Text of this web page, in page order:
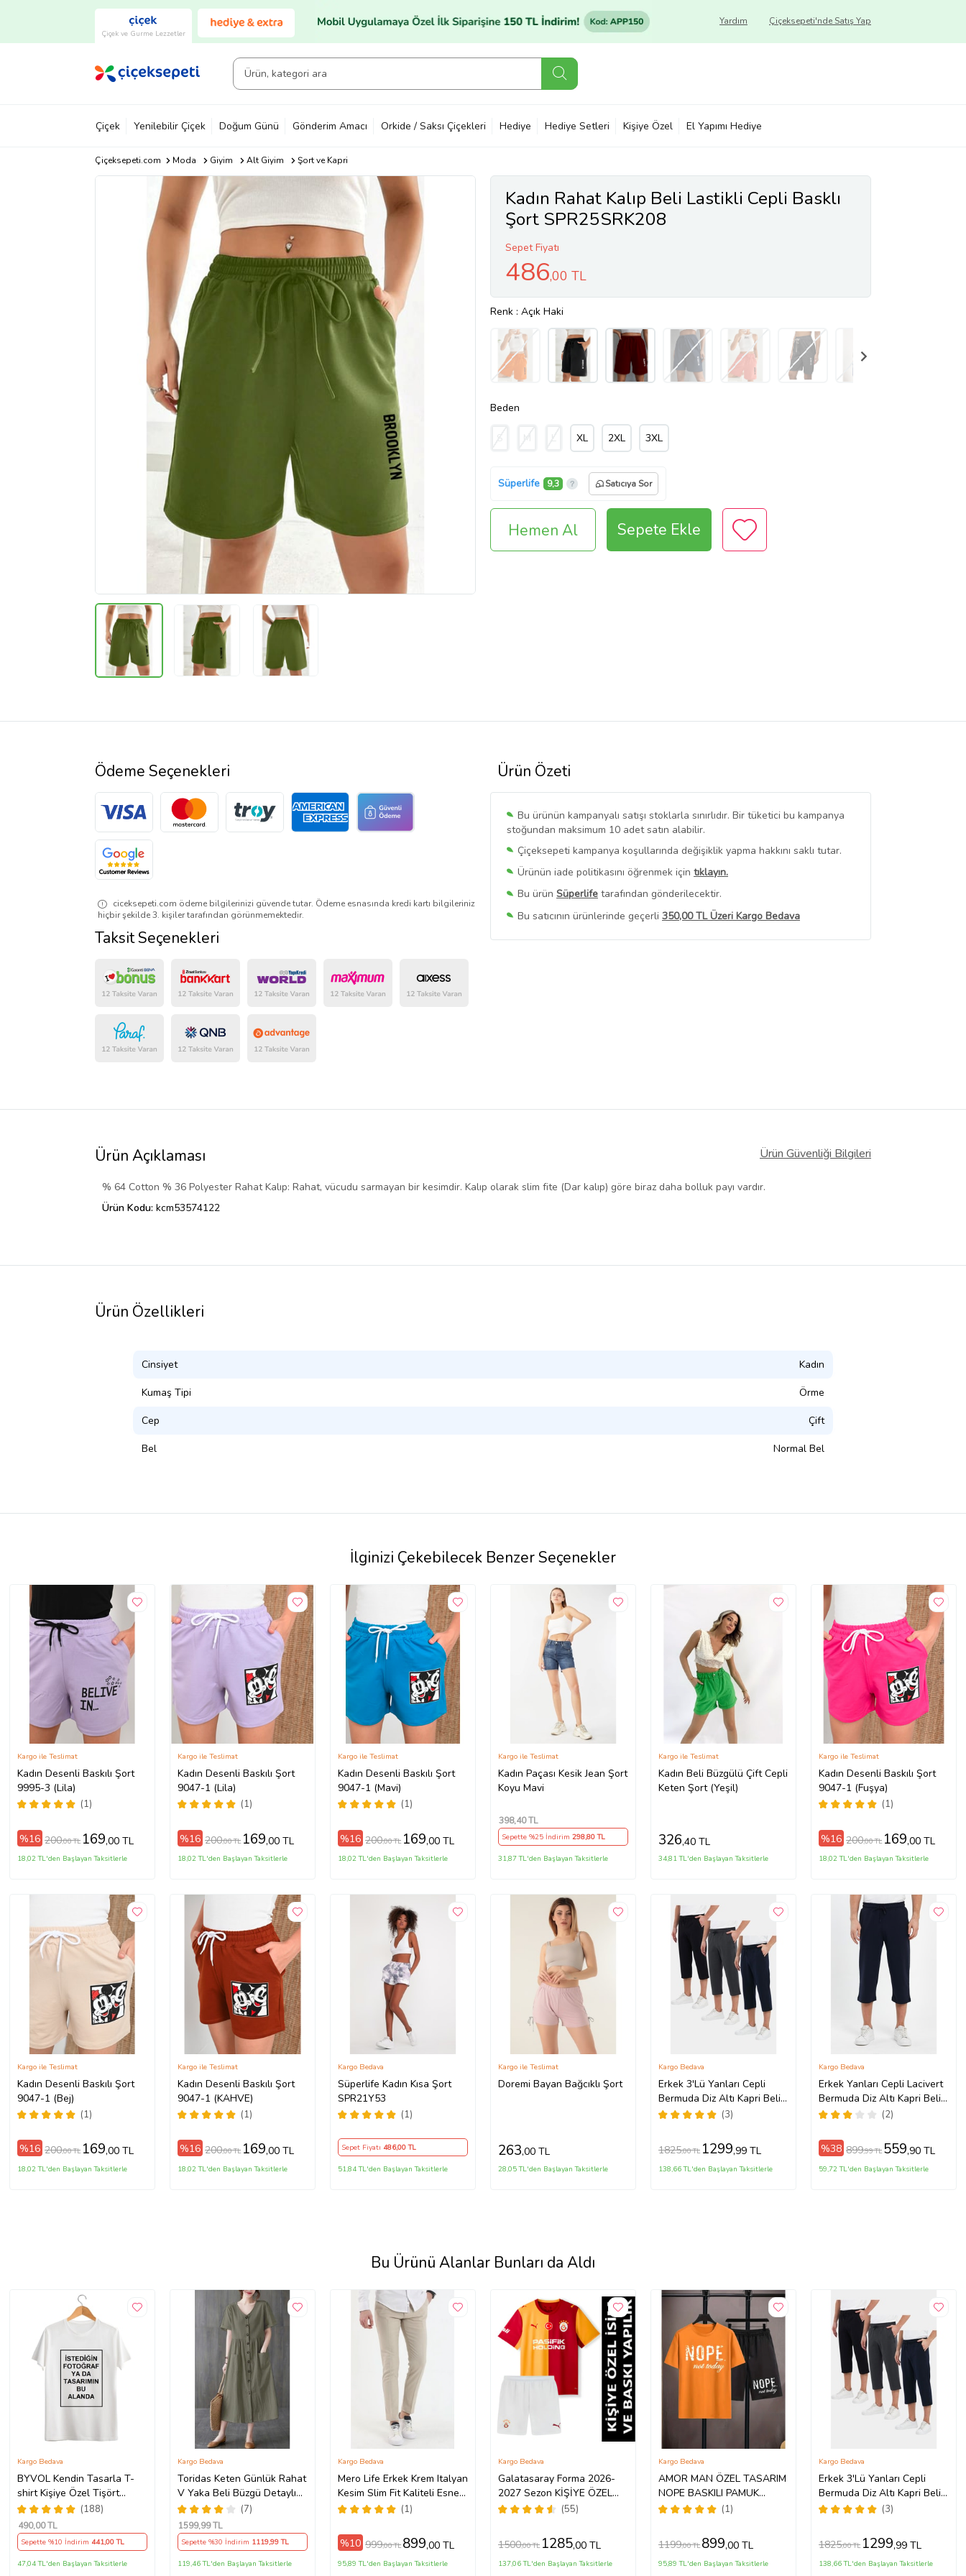
Çiçek ve Gurme Lezzetler
Çiçeksepeti'nde Satış Yap
Yardım
Çiçek Yenilebilir Çiçek Doğum Günü Gönderim Amacı Orkide / Saksı Çiçekleri Hediye Hediye Setleri Kişiye Özel El Yapımı Hediye
Çiçeksepeti.com Moda Giyim Alt Giyim Şort ve Kapri
Kadın Rahat Kalıp Beli Lastikli Cepli Basklı
Şort SPR25SRK208
Sepet Fiyatı
486,00 TL
Renk : Açık Haki
Beden
S M L XL 2XL 3XL
Süperlife 9,3 Satıcıya Sor
Hemen Al Sepete Ekle
Ürün Özeti
Bu ürünün kampanyalı satışı stoklarla sınırlıdır. Bir tüketici bu kampanya
stoğundan maksimum 10 adet satın alabilir.
Çiçeksepeti kampanya koşullarında değişiklik yapma hakkını saklı tutar.
Ürünün iade politikasını öğrenmek için tıklayın.
Bu ürün Süperlife tarafından gönderilecektir.
Bu satıcının ürünlerinde geçerli 350,00 TL Üzeri Kargo Bedava
Bu SatıcınınTüm Ürünlerini Görüntüle
Ödeme Seçenekleri
ciceksepeti.com ödeme bilgilerinizi güvende tutar. Ödeme esnasında kredi kartı bilgileriniz
hiçbir şekilde 3. kişiler tarafından görünmemektedir.
Taksit Seçenekleri
Ürün Açıklaması Ürün Güvenliği Bilgileri
% 64 Cotton % 36 Polyester Rahat Kalıp: Rahat, vücudu sarmayan bir kesimdir. Kalıp olarak slim fite (Dar kalıp) göre biraz daha bolluk payı vardır.
Ürün Kodu: kcm53574122
Ürün Özellikleri
Cinsiyet Kadın
Kumaş Tipi Örme
Cep Çift
Bel Normal Bel
İlginizi Çekebilecek Benzer Seçenekler
Kadın Desenli Baskılı Şort
9995-3 (Lila)
(1)
Kargo ile Teslimat
%16 200,00 TL 169,00 TL
18,02 TL'den Başlayan Taksitlerle
Kadın Desenli Baskılı Şort
9047-1 (Lila)
(1)
Kargo ile Teslimat
%16 200,00 TL 169,00 TL
18,02 TL'den Başlayan Taksitlerle
Kadın Desenli Baskılı Şort
9047-1 (Mavi)
(1)
Kargo ile Teslimat
%16 200,00 TL 169,00 TL
18,02 TL'den Başlayan Taksitlerle
Kadın Paçası Kesik Jean Şort
Koyu Mavi
Kargo ile Teslimat
398,40 TL
Sepette %25 İndirim 298,80 TL
31,87 TL'den Başlayan Taksitlerle
Kadın Beli Büzgülü Çift Cepli
Keten Şort (Yeşil)
Kargo ile Teslimat
326,40 TL
34,81 TL'den Başlayan Taksitlerle
Kadın Desenli Baskılı Şort
9047-1 (Fuşya)
(1)
Kargo ile Teslimat
%16 200,00 TL 169,00 TL
18,02 TL'den Başlayan Taksitlerle
Kadın Desenli Baskılı Şort
9047-1 (Bej)
(1)
Kargo ile Teslimat
%16 200,00 TL 169,00 TL
18,02 TL'den Başlayan Taksitlerle
Kadın Desenli Baskılı Şort
9047-1 (KAHVE)
(1)
Kargo ile Teslimat
%16 200,00 TL 169,00 TL
18,02 TL'den Başlayan Taksitlerle
Süperlife Kadın Kısa Şort
SPR21Y53
(1)
Kargo Bedava
Sepet Fiyatı 486,00 TL
51,84 TL'den Başlayan Taksitlerle
Doremi Bayan Bağcıklı Şort
Kargo ile Teslimat
263,00 TL
28,05 TL'den Başlayan Taksitlerle
Erkek 3'Lü Yanları Cepli
Bermuda Diz Altı Kapri Beli
Ayarlanabilir Lastikli Uzun
(3)
Kargo Bedava
1825,00 TL 1299,99 TL
138,66 TL'den Başlayan Taksitlerle
Erkek Yanları Cepli Lacivert
Bermuda Diz Altı Kapri Beli
Ayarlanabilir Lastikli Uzun
(2)
Kargo Bedava
%38 899,99 TL 559,90 TL
59,72 TL'den Başlayan Taksitlerle
Bu Ürünü Alanlar Bunları da Aldı
BYVOL Kendin Tasarla T-
shirt Kişiye Özel Tişört
Baskılı Tshirt (Beyaz)
(188)
Kargo Bedava
490,00 TL
Sepette %10 İndirim 441,00 TL
47,04 TL'den Başlayan Taksitlerle
Toridas Keten Günlük Rahat
V Yaka Beli Büzgü Detaylı
Düğmeli Elbise LN04haki3
(7)
Kargo Bedava
1599,99 TL
Sepette %30 İndirim 1119,99 TL
119,46 TL'den Başlayan Taksitlerle
Mero Life Erkek Krem Italyan
Kesim Slim Fit Kaliteli Esnek
Likralı Bilek Boy Kumaş
(1)
Kargo Bedava
%10 999,00 TL 899,00 TL
95,89 TL'den Başlayan Taksitlerle
Galatasaray Forma 2026-
2027 Sezon KİŞİYE ÖZEL
İSİM VE NUMARA BASKILI
(55)
Kargo Bedava
1500,00 TL 1285,00 TL
137,06 TL'den Başlayan Taksitlerle
AMOR MAN ÖZEL TASARIM
NOPE BASKILI PAMUK
ULTRA HAFİF DIŞ MEKAN
TAKIMI (Turuncu)
(1)
Kargo Bedava
1199,00 TL 899,00 TL
95,89 TL'den Başlayan Taksitlerle
Erkek 3'Lü Yanları Cepli
Bermuda Diz Altı Kapri Beli
Ayarlanabilir Lastikli Uzun
(3)
Kargo Bedava
1825,00 TL 1299,99 TL
138,66 TL'den Başlayan Taksitlerle